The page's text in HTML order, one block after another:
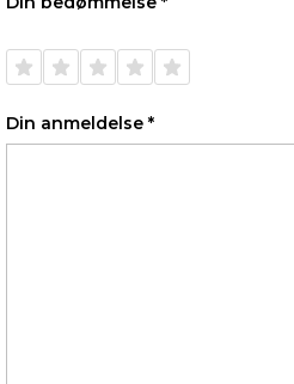
Din anmeldelse *